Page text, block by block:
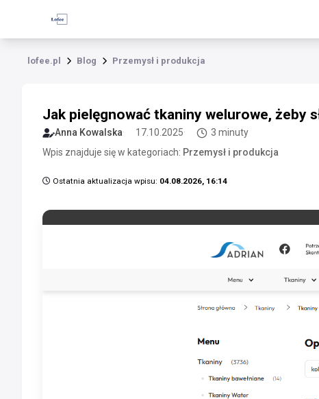
lofee.pl Blog Przemysł i produkcja
Jak pielęgnować tkaniny welurowe, żeby
Anna Kowalska 17.10.2025
3 minuty
Wpis znajduje się w kategoriach: Przemysł i produkcja
Ostatnia aktualizacja wpisu: 04.08.2026, 16:14